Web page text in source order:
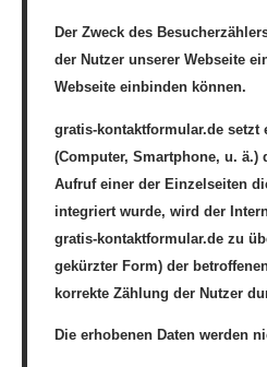
Der Zweck des
der Nutzer unserer Webseite
Webseite einbinden können.
gratis-kontaktformular.de setzt
(Computer, Smartphone, u.
Aufruf einer der Einzelseiten
integriert wurde, wird der
gratis-kontaktformular.de zu
gekürzter Form) der
korrekte Zählung der Nutzer
Die erhobenen Daten werden